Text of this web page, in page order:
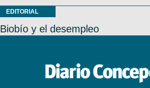
EDITORIAL
Biobío y el desempleo